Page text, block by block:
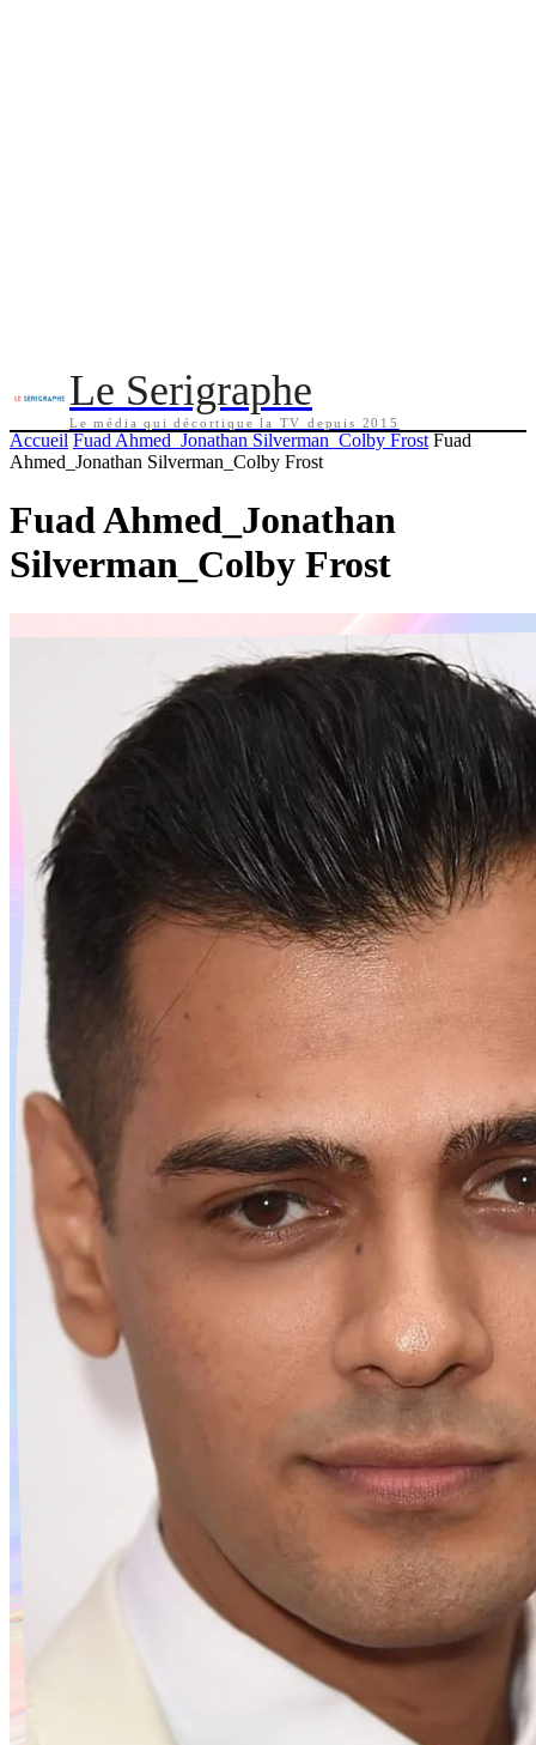
Le Serigraphe
Le média qui décortique la TV depuis 2015
Accueil Fuad Ahmed_Jonathan Silverman_Colby Frost Fuad
Ahmed_Jonathan Silverman_Colby Frost
Fuad Ahmed_Jonathan
Silverman_Colby Frost